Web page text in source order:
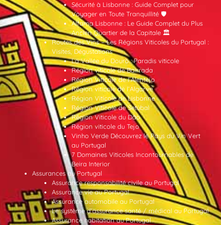
Sécurité à Lisbonne : Guide Complet pour
Voyager en Toute Tranquillité 🛡️
Alfama Lisbonne : Le Guide Complet du Plus
Ancien Quartier de la Capitale 🏛️
Routes des Vins – Les Régions Viticoles du Portugal :
Visites, Dégustations
La Vallée du Douro : Paradis viticole
Région viticole de Bairrada
Région Viticole de l’Alentejo
Région viticole de l’Algarve
Région Viticole de Lisbonne
Région Viticole de Setúbal
Région Viticole du Dão
Région viticole du Tejo
Vinho Verde Découvrez le Pays du Vin Vert
au Portugal
7 Domaines Viticoles Incontournables de
Beira Interior
Assurances au Portugal
Assurance responsabilité civile au Portugal
Assurance vie au Portugal
Assurance automobile au Portugal
Le système d’assurance santé / médical au Portugal
Assurance habitation au Portugal